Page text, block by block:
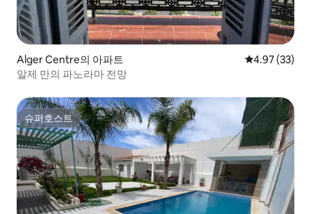
Alger Centre의 아파트 평점 4.97점(5
4.97 (33)
알제 만의 파노라마 전망
슈퍼호스트
슈퍼호스트